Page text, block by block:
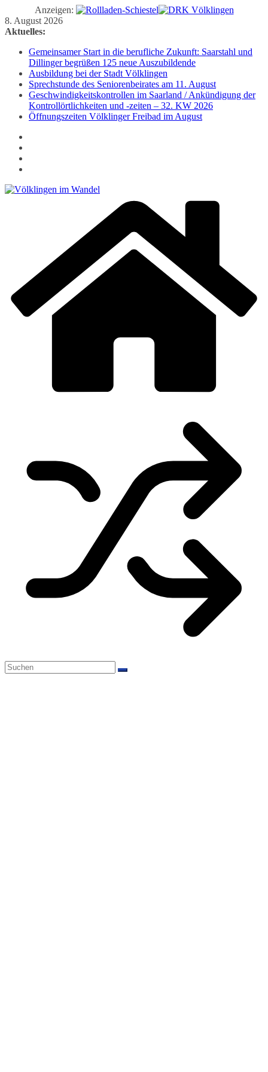
Anzeigen:
Zum
Inhalt
8. August 2026
Aktuelles:
Gemeinsamer Start in die berufliche Zukunft: Saarstahl und
Dillinger begrüßen 125 neue Auszubildende
Ausbildung bei der Stadt Völklingen
Sprechstunde des Seniorenbeirates am 11. August
Geschwindigkeitskontrollen im Saarland / Ankündigung der
Kontrollörtlichkeiten und -zeiten – 32. KW 2026
Öffnungszeiten Völklinger Freibad im August